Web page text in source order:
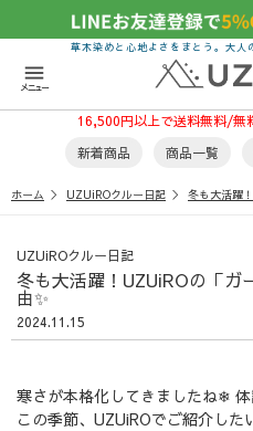
menu
メニュー
草木染めと心地よさをまとう。大人
16,500円以上で送料無料/無
新着商品
商品一覧
ホーム UZUiROクルー日記 冬も大活躍
UZUiROクルー日記
冬も大活躍！UZUiROの「ガ
由✨
2024.11.15
寒さが本格化してきましたね❄
この季節、UZUiROでご紹介した